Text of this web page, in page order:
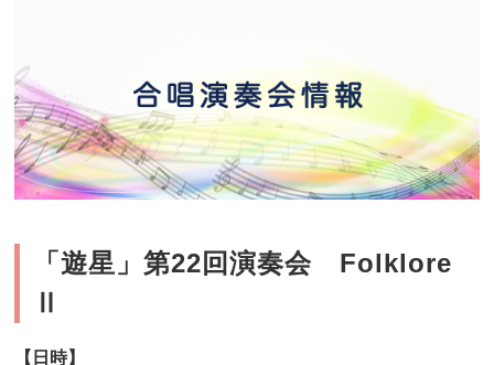
「遊星」第22回演奏会 Folklore
【日時】